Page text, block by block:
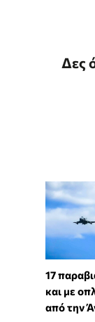
Δες
17
και με
από την